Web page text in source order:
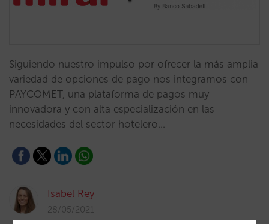
Siguiendo nuestro impulso por ofrecer la más amplia
variedad de opciones de pago nos integramos con
PAYCOMET, una plataforma de pagos muy
innovadora y con alta especialización en las
necesidades del sector hotelero…
Isabel Rey
28/05/2021